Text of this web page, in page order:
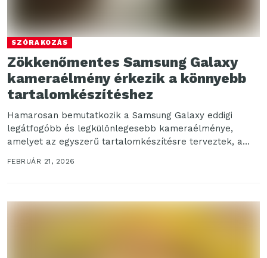
SZÓRAKOZÁS
Zökkenőmentes Samsung Galaxy
kameraélmény érkezik a könnyebb
tartalomkészítéshez
Hamarosan bemutatkozik a Samsung Galaxy eddigi
legátfogóbb és legkülönlegesebb kameraélménye,
amelyet az egyszerű tartalomkészítésre terveztek, a
rögzítéstől egészen a szerkesztési folyamat végéig. A...
FEBRUÁR 21, 2026